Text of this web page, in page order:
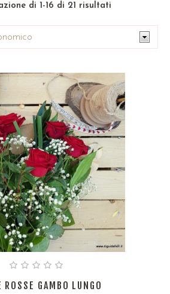
di 1-16 di 21 risultati
ROSSE GAMBO LUNGO